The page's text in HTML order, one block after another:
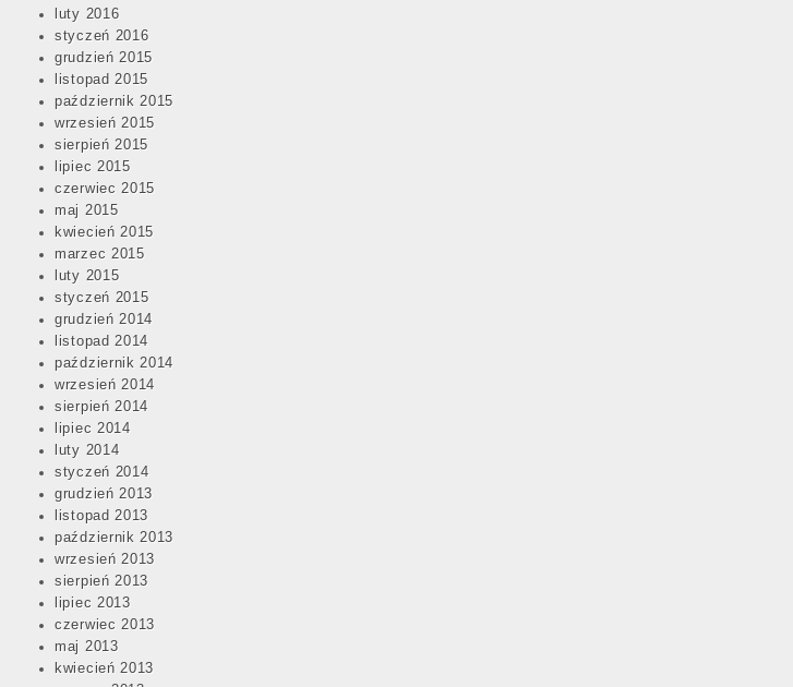
luty 2016
styczeń 2016
grudzień 2015
listopad 2015
październik 2015
wrzesień 2015
sierpień 2015
lipiec 2015
czerwiec 2015
maj 2015
kwiecień 2015
marzec 2015
luty 2015
styczeń 2015
grudzień 2014
listopad 2014
październik 2014
wrzesień 2014
sierpień 2014
lipiec 2014
luty 2014
styczeń 2014
grudzień 2013
listopad 2013
październik 2013
wrzesień 2013
sierpień 2013
lipiec 2013
czerwiec 2013
maj 2013
kwiecień 2013